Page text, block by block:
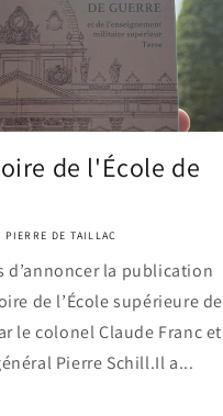
de l'École de
PIERRE DE TAILLAC
d’annoncer la publication
de l’École supérieure de
le colonel Claude Franc et
Pierre Schill.Il a...